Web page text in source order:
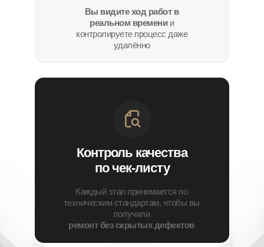
Вы видите ход работ в
реальном времении
контролируете процесс даже
удалённо
Контроль качества
по чек-листу
Каждый этап принимается по
техническим стандартам, чтобы вы
получили
ремонт без скрытых дефектов